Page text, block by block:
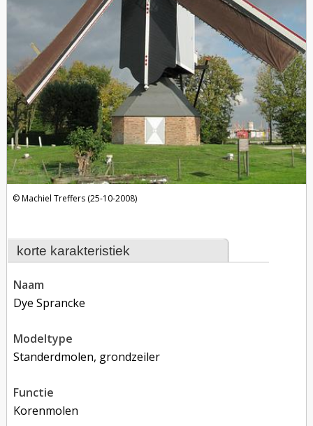
korte karakteristiek
naam
Dye Sprancke
modeltype
Standerdmolen, grondzeiler
functie
korenmolen
Machiel Treffers (25-10-2008)